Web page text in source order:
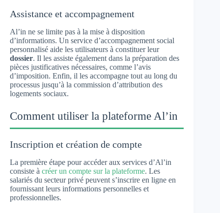
Assistance et accompagnement
Al’in ne se limite pas à la mise à disposition
d’informations. Un service d’accompagnement social
personnalisé aide les utilisateurs à constituer leur
dossier. Il les assiste également dans la préparation des
pièces justificatives nécessaires, comme l’avis
d’imposition. Enfin, il les accompagne tout au long du
processus jusqu’à la commission d’attribution des
logements sociaux.
Comment utiliser la plateforme Al’in
Inscription et création de compte
La première étape pour accéder aux services d’Al’in
consiste à créer un compte sur la plateforme. Les
salariés du secteur privé peuvent s’inscrire en ligne en
fournissant leurs informations personnelles et
professionnelles.